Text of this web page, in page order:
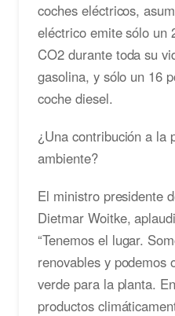
coches eléctricos,
eléctrico emite sólo un
CO2 durante toda su
gasolina, y sólo un 16
coche diesel.
¿Una contribución a la
ambiente?
El ministro presidente
Dietmar Woitke,
“Tenemos el lugar.
renovables y podemos
verde para la planta.
productos